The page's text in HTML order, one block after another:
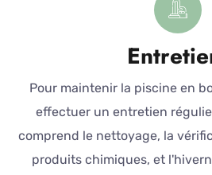
Pour maintenir la piscine en
effectuer un entretien
comprend le nettoyage, la
produits chimiques, et